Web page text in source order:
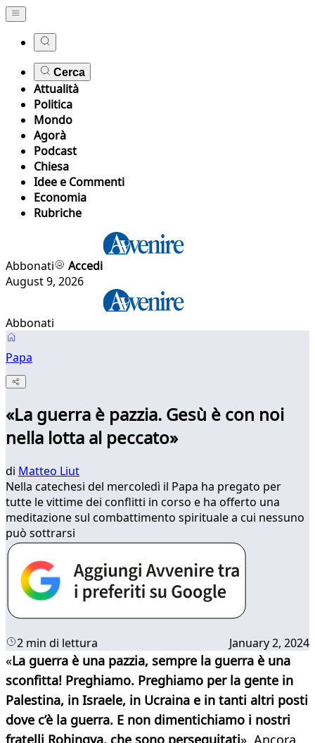
Cerca
Attualità
Politica
Mondo
Agorà
Podcast
Chiesa
Idee e Commenti
Economia
Rubriche
Abbonati
Accedi
August 9, 2026
Abbonati
Papa
«La guerra è pazzia. Gesù è con noi
nella lotta al peccato»
di Matteo Liut
Nella catechesi del mercoledì il Papa ha pregato per
tutte le vittime dei conflitti in corso e ha offerto una
meditazione sul combattimento spirituale a cui nessuno
può sottrarsi
2 min di lettura January 2, 2024
«La guerra è una pazzia, sempre la guerra è una
sconfitta! Preghiamo. Preghiamo per la gente in
Palestina, in Israele, in Ucraina e in tanti altri posti
dove c’è la guerra. E non dimentichiamo i nostri
fratelli Rohingya, che sono perseguitati». Ancora